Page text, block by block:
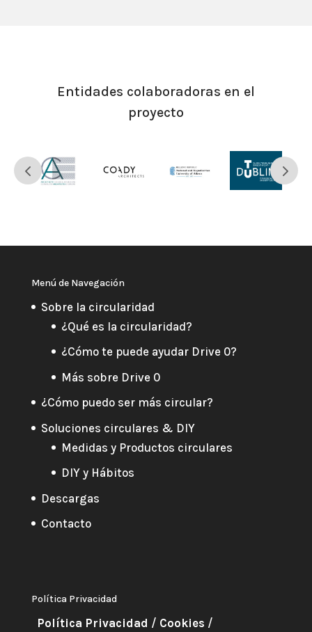
Entidades colaboradoras en el
proyecto
Menú de Navegación
Sobre la circularidad
¿Qué es la circularidad?
¿Cómo te puede ayudar Drive 0?
Más sobre Drive 0
¿Cómo puedo ser más circular?
Soluciones circulares & DIY
Medidas y Productos circulares
DIY y Hábitos
Descargas
Contacto
Política Privacidad
Política Privacidad / Cookies /